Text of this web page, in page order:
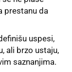
prestanu da
uspesi,
ali brzo ustaju,
saznanjima.